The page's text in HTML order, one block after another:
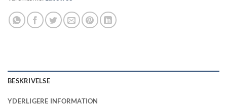
BESKRIVELSE
YDERLIGERE INFORMATION